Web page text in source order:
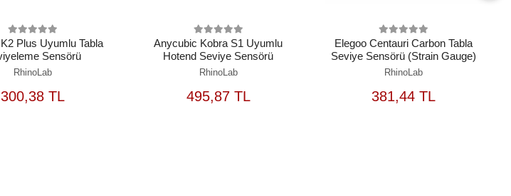
Plus Uyumlu Tabla
Sensörü
RhinoLab
300,38 TLSEPETE
EKLE
Anycubic Kobra S1 Uyumlu
Hotend Seviye Sensörü
RhinoLab
495,87 TLSEPETE
EKLE
Elegoo Centauri Carbon Tabla
Seviye Sensörü (Strain Gauge)
RhinoLab
381,44 TLSEPETE
EKLE